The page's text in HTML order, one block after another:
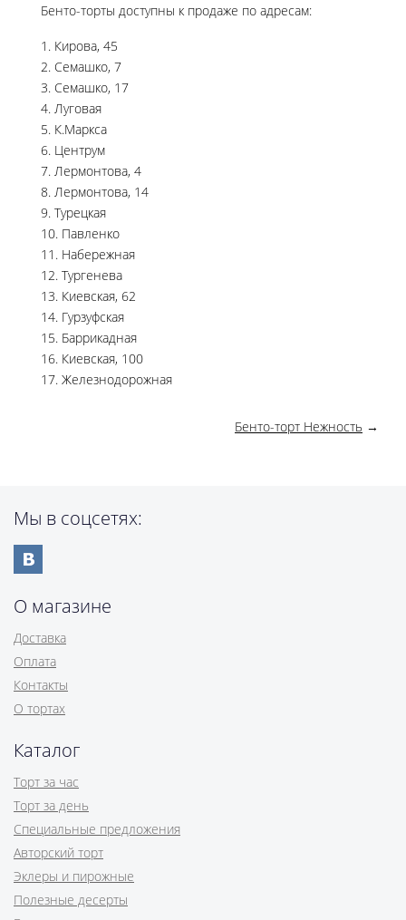
Бенто-торты доступны к продаже по адресам:
1. Кирова, 45
2. Семашко, 7
3. Семашко, 17
4. Луговая
5. К.Маркса
6. Центрум
7. Лермонтова, 4
8. Лермонтова, 14
9. Турецкая
10. Павленко
11. Набережная
12. Тургенева
13. Киевская, 62
14. Гурзуфская
15. Баррикадная
16. Киевская, 100
17. Железнодорожная
Бенто-торт Нежность →
Мы в соцсетях:
О магазине
Доставка
Оплата
Контакты
О тортах
Каталог
Торт за час
Торт за день
Специальные предложения
Авторский торт
Эклеры и пирожные
Полезные десерты